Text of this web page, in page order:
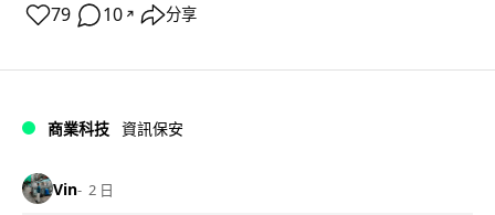
79 10 ↗ 分享
商業科技 資訊保安
Vin 2 日